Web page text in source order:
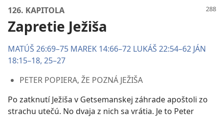
126. KAPITOLA
Zapretie Ježiša
MATÚŠ 26:69–75 MAREK 14:66–72 LUKÁŠ 22:54–62 JÁN
18:15–18, 25–27
PETER POPIERA, ŽE POZNÁ JEŽIŠA
Po zatknutí Ježiša v Getsemanskej záhrade apoštoli zo
strachu utečú. No dvaja z nich sa vrátia. Je to Peter